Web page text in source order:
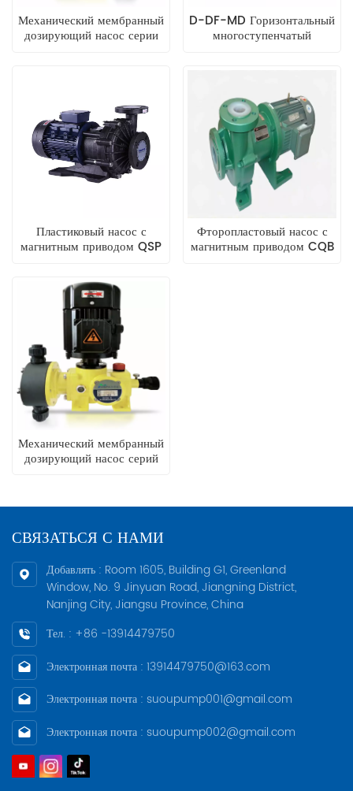
Механический мембранный
дозирующий насос серии
D-DF-MD Горизонтальный
многоступенчатый
Пластиковый насос с
магнитным приводом QSP
Фторопластовый насос с
магнитным приводом CQB
Механический мембранный
дозирующий насос серий
СВЯЗАТЬСЯ С НАМИ
Добавлять : Room 1605, Building G1, Greenland
Window, No. 9 Jinyuan Road, Jiangning District,
Nanjing City, Jiangsu Province, China
Тел. : +86 -13914479750
Электронная почта : 13914479750@163.com
Электронная почта : suoupump001@gmail.com
Электронная почта : suoupump002@gmail.com